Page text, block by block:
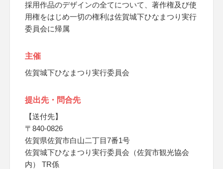
採用作品のデザインの全てについて、著作権及び使
用権をはじめ一切の権利は佐賀城下ひなまつり実行
委員会に帰属
主催
佐賀城下ひなまつり実行委員会
提出先・問合先
【送付先】
〒840-0826
佐賀県佐賀市白山二丁目7番1号
佐賀城下ひなまつり実行委員会（佐賀市観光協会
内） TR係